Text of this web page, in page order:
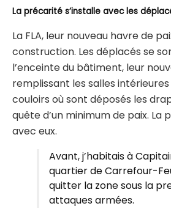
La précarité s’installe avec les
La FLA, leur nouveau havre de
construction. Les déplacés se
l’enceinte du bâtiment, leur
remplissant les salles
couloirs où sont déposés les
quête d’un minimum de paix. La
avec eux.
Avant, j’habitais à
quartier de Carrefour-
quitter la zone sous la
attaques armées.